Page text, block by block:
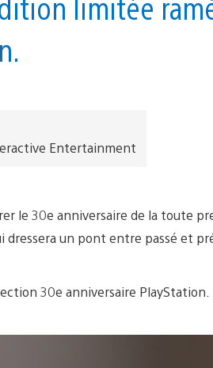
Entertainment
le 30e anniversaire de la toute
dressera un pont entre passé et
30e anniversaire PlayStation.